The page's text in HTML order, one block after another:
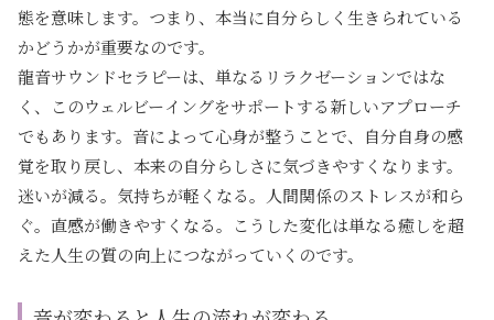
態を意味します。つまり、本当に自分らしく生きられている
かどうかが重要なのです。
龍音サウンドセラピーは、単なるリラクゼーションではな
く、このウェルビーイングをサポートする新しいアプローチ
でもあります。音によって心身が整うことで、自分自身の感
覚を取り戻し、本来の自分らしさに気づきやすくなります。
迷いが減る。気持ちが軽くなる。人間関係のストレスが和ら
ぐ。直感が働きやすくなる。こうした変化は単なる癒しを超
えた人生の質の向上につながっていくのです。